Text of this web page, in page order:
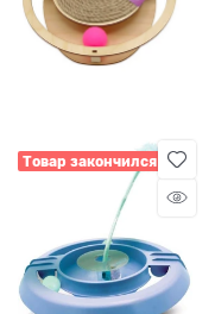
Товар закончился